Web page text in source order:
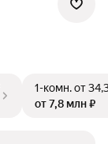
1-комн.от
от 7,8 млн ₽